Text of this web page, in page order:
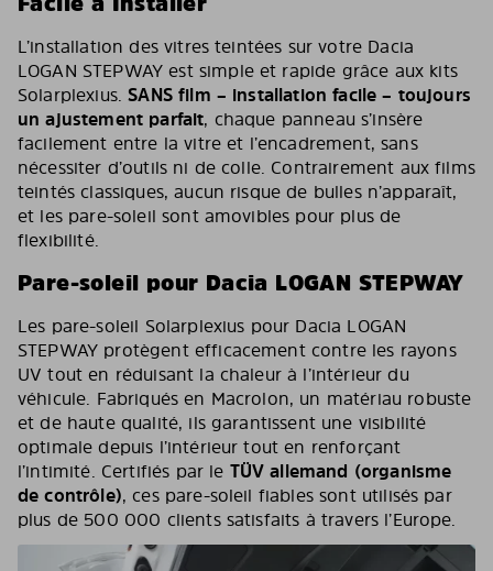
L’installation des vitres teintées sur votre Dacia
LOGAN STEPWAY est simple et rapide grâce aux kits
Solarplexius.SANS film – installation facile – toujours
un ajustement parfait, chaque panneau s’insère
facilement entre la vitre et l’encadrement, sans
nécessiter d’outils ni de colle. Contrairement aux films
teintés classiques, aucun risque de bulles n’apparaît,
et les pare-soleil sont amovibles pour plus de
flexibilité.
Pare-soleil pour Dacia LOGAN STEPWAY
Les pare-soleil Solarplexius pour Dacia LOGAN
STEPWAY protègent efficacement contre les rayons
UV tout en réduisant la chaleur à l’intérieur du
véhicule. Fabriqués en Macrolon, un matériau robuste
et de haute qualité, ils garantissent une visibilité
optimale depuis l’intérieur tout en renforçant
l’intimité. Certifiés par le TÜV allemand (organisme
de contrôle), ces pare-soleil fiables sont utilisés par
plus de 500 000 clients satisfaits à travers l’Europe.